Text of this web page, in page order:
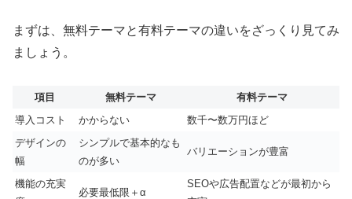
まずは、無料テーマと有料テーマの違いをざっくり見てみ
ましょう。
項目 無料テーマ
有料テーマ
導入コスト
かからない
数千〜数万円ほど
デザインの
幅
シンプルで基本的なも
のが多い
バリエーションが豊富
機能の充実
必要最低限＋α
SEOや広告配置などが最初から